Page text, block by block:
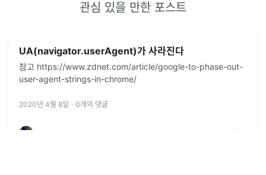
관심 있을 만한 포스트
UA(navigator.userAgent)가 사라진다
참고 https://www.zdnet.com/article/google-to-phase-out-
user-agent-strings-in-chrome/
2020년 4월 8일 · 0개의 댓글